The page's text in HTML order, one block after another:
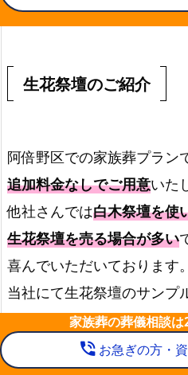
生花祭壇のご紹介
阿倍野区での家族葬プラン
追加料金なしでご用意いた
他社さんでは白木祭壇を使
生花祭壇を売る場合が多い
喜んでいただいております。
当社にて生花祭壇のサンプ
で、ご覧ください。
色味やスタイルはみな

上へ
家族葬の葬儀相談
phone_in_talkお急ぎの方・